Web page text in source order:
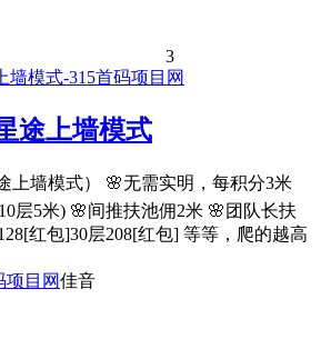
3
途上墙模式
上墙模式） 🌸无需实明，每积分3米
层5米) 🌸间推扶池佣2米 🌸团队长扶
红包]30层208[红包] 等等，爬的越高
佳音